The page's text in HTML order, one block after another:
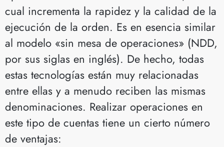
cual incrementa la rapidez y la calidad de la
ejecución de la orden. Es en esencia similar
al modelo «sin mesa de operaciones» (NDD,
por sus siglas en inglés). De hecho, todas
estas tecnologías están muy relacionadas
entre ellas y a menudo reciben las mismas
denominaciones. Realizar operaciones en
este tipo de cuentas tiene un cierto número
de ventajas: